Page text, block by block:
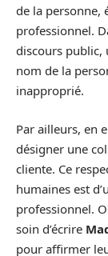
de la personne,
professionnel.
discours public,
nom de la
inapproprié.
Par ailleurs, en
désigner une
cliente. Ce
humaines est
professionnel.
soin d’écrire
pour affirmer